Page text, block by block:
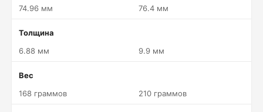
74.96 мм
76.4 мм
Толщина
6.88 мм
9.9 мм
Вес
168 граммов
210 граммов